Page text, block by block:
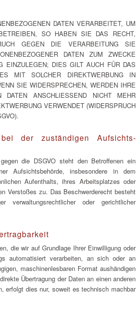
DATEN VERARBEITET, UM
SO HABEN SIE DAS RECHT,
GEGEN DIE VERARBEITUNG SIE
DATEN ZUM ZWECKE
EINZULEGEN; DIES GILT AUCH FÜR DAS
MIT SOLCHER DIREKTWERBUNG IN
SIE WIDERSPRECHEN, WERDEN IHRE
DATEN ANSCHLIESSEND NICHT MEHR
VERWENDET (WIDERSPRUCH
bei der zuständigen Aufsichts­
die DSGVO steht den Betroffenen ein
Aufsichtsbehörde, insbesondere in dem
Aufenthalts, ihres Arbeitsplatzes oder
Verstoßes zu. Das Beschwerderecht besteht
verwaltungsrechtlicher oder gerichtlicher
die wir auf Grundlage Ihrer Einwilligung oder
automatisiert verarbeiten, an sich oder an
maschinenlesbaren Format aushändigen
Übertragung der Daten an einen anderen
erfolgt dies nur, soweit es technisch machbar